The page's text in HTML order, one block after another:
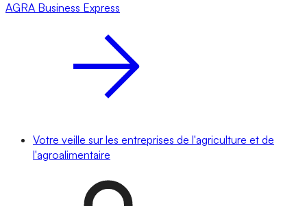
AGRA Business Express
Votre veille sur les entreprises de l'agriculture et de
l'agroalimentaire